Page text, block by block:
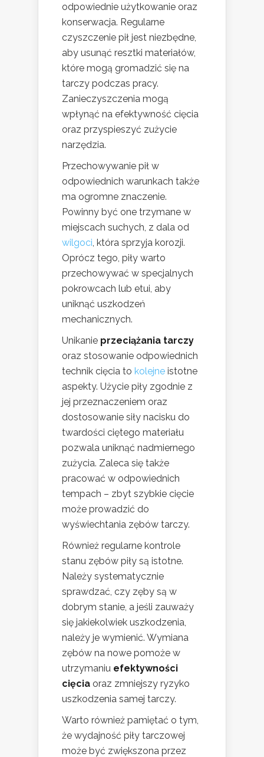
odpowiednie użytkowanie oraz
konserwacja. Regularne
czyszczenie pił jest niezbędne,
aby usunąć resztki materiałów,
które mogą gromadzić się na
tarczy podczas pracy.
Zanieczyszczenia mogą
wpłynąć na efektywność cięcia
oraz przyspieszyć zużycie
narzędzia.
Przechowywanie pił w
odpowiednich warunkach także
ma ogromne znaczenie.
Powinny być one trzymane w
miejscach suchych, z dala od
wilgoci , która sprzyja korozji.
Oprócz tego, piły warto
przechowywać w specjalnych
pokrowcach lub etui, aby
uniknąć uszkodzeń
mechanicznych.
Unikanie przeciążania tarczy
oraz stosowanie odpowiednich
technik cięcia to kolejne istotne
aspekty. Użycie piły zgodnie z
jej przeznaczeniem oraz
dostosowanie siły nacisku do
twardości ciętego materiału
pozwala uniknąć nadmiernego
zużycia. Zaleca się także
pracować w odpowiednich
tempach – zbyt szybkie cięcie
może prowadzić do
wyświechtania zębów tarczy.
Również regularne kontrole
stanu zębów piły są istotne.
Należy systematycznie
sprawdzać, czy zęby są w
dobrym stanie, a jeśli zauważy
się jakiekolwiek uszkodzenia,
należy je wymienić. Wymiana
zębów na nowe pomoże w
utrzymaniu efektywności
cięcia oraz zmniejszy ryzyko
uszkodzenia samej tarczy.
Warto również pamiętać o tym,
że wydajność piły tarczowej
może być zwiększona przez